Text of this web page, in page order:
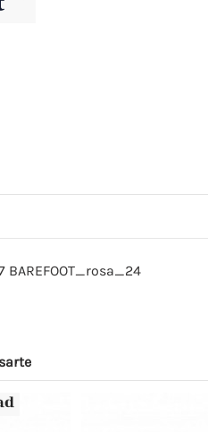
BAREFOOT_rosa_24